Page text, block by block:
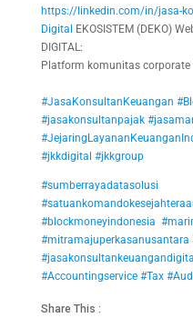
https://linkedin.com/in/jasa-
Digital
EKOSISTEM (DEKO)
DIGITAL:
Platform komunitas corporate
#JasaKonsultanKeuangan
#jasakonsultanpajak
#jkkdigital #jkkgroup
#sumberrayadatasolusi
#blockmoneyindonesia
#mitramajuperkasanusantara
#jasakonsultankeuangandigital
#Accountingservice #Tax
Share This :